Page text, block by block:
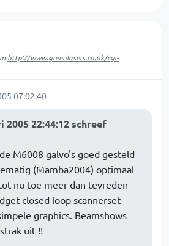
http://www.greenlasers.co.uk/cgi-
07:02:40
2005 22:44:12 schreef
M6008 galvo's goed gesteld
(Mamba2004) optimaal
nu toe meer dan tevreden
closed loop scannerset
graphics. Beamshows
uit !!